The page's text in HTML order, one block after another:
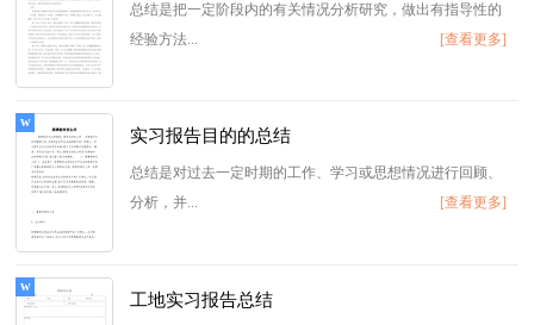
总结是把一定阶段内的有关情况分析研究，做出有指导性的
经验方法...
[查看更多]
实习报告目的的总结
总结是对过去一定时期的工作、学习或思想情况进行回顾、
分析，并...
[查看更多]
工地实习报告总结